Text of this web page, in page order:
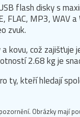
flash disky s
MP3, WAV
zvuk.
kovu, což
2.68 kg je
ty, kteří hledají
Obrázky mají